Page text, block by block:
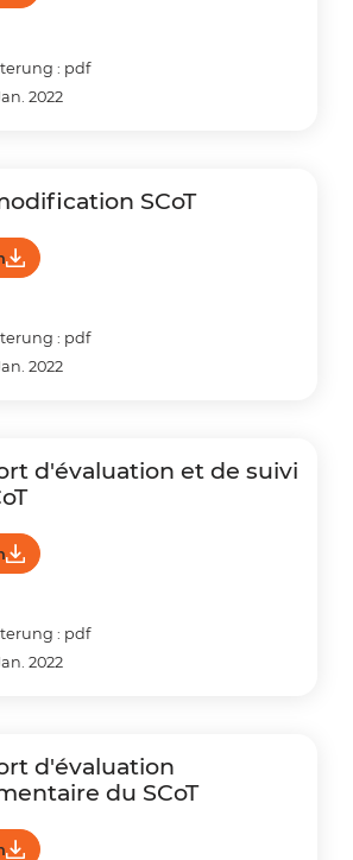
: pdf
2022
SCoT
: pdf
2022
d'évaluation et de suivi
: pdf
2022
d'évaluation
du SCoT